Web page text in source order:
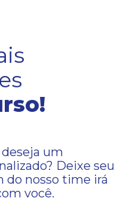
um
Deixe seu
do nosso time irá
você.